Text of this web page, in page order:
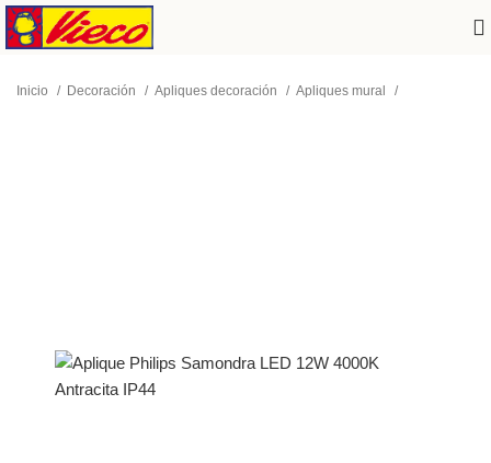
Inicio Decoración Apliques decoración Apliques mural